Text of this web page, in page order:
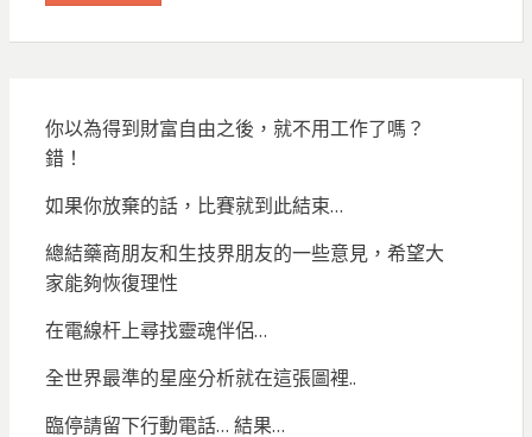
你以為得到財富自由之後，就不用工作了嗎？
錯！
如果你放棄的話，比賽就到此結束…
總結藥商朋友和生技界朋友的一些意見，希望大
家能夠恢復理性
在電線杆上尋找靈魂伴侶…
全世界最準的星座分析就在這張圖裡..
臨停請留下行動電話… 結果…